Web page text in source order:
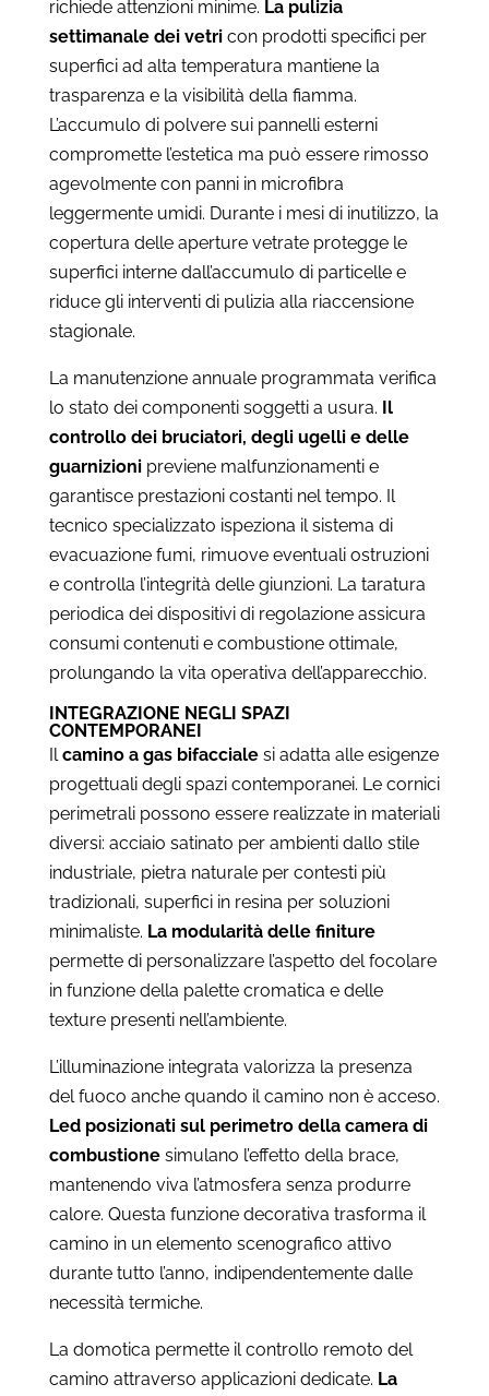
richiede attenzioni minime. La pulizia
settimanale dei vetricon prodotti specifici per
superfici ad alta temperatura mantiene la
trasparenza e la visibilità della fiamma.
L’accumulo di polvere sui pannelli esterni
compromette l’estetica ma può essere rimosso
agevolmente con panni in microfibra
leggermente umidi. Durante i mesi di inutilizzo, la
copertura delle aperture vetrate protegge le
superfici interne dall’accumulo di particelle e
riduce gli interventi di pulizia alla riaccensione
stagionale.
La manutenzione annuale programmata verifica
lo stato dei componenti soggetti a usura. Il
controllo dei bruciatori, degli ugelli e delle
guarnizionipreviene malfunzionamenti e
garantisce prestazioni costanti nel tempo. Il
tecnico specializzato ispeziona il sistema di
evacuazione fumi, rimuove eventuali ostruzioni
e controlla l’integrità delle giunzioni. La taratura
periodica dei dispositivi di regolazione assicura
consumi contenuti e combustione ottimale,
prolungando la vita operativa dell’apparecchio.
INTEGRAZIONE NEGLI SPAZI
CONTEMPORANEI
Il camino a gas bifaccialesi adatta alle esigenze
progettuali degli spazi contemporanei. Le cornici
perimetrali possono essere realizzate in materiali
diversi: acciaio satinato per ambienti dallo stile
industriale, pietra naturale per contesti più
tradizionali, superfici in resina per soluzioni
minimaliste. La modularità delle finiture
permette di personalizzare l’aspetto del focolare
in funzione della palette cromatica e delle
texture presenti nell’ambiente.
L’illuminazione integrata valorizza la presenza
del fuoco anche quando il camino non è acceso.
Led posizionati sul perimetro della camera di
combustionesimulano l’effetto della brace,
mantenendo viva l’atmosfera senza produrre
calore. Questa funzione decorativa trasforma il
camino in un elemento scenografico attivo
durante tutto l’anno, indipendentemente dalle
necessità termiche.
La domotica permette il controllo remoto del
camino attraverso applicazioni dedicate. La